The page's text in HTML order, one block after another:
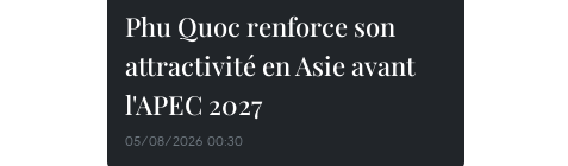
Phu Quoc renforce son
attractivité en Asie avant
l'APEC 2027
05/08/2026 00:30